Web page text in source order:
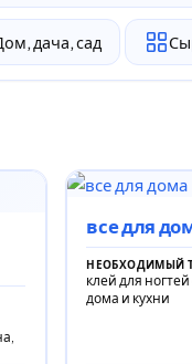
дача, сад
все для
НЕОБХОДИМЫЙ
клей для
дома и кухни